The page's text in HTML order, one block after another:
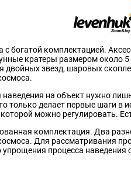
с богатой комплектацией.
кратеры размером около
звезд, шаровых
на объект нужно
только делает первые шаги
можно регулировать.
комплектация. Два
Для рассматривания
процесса наведения